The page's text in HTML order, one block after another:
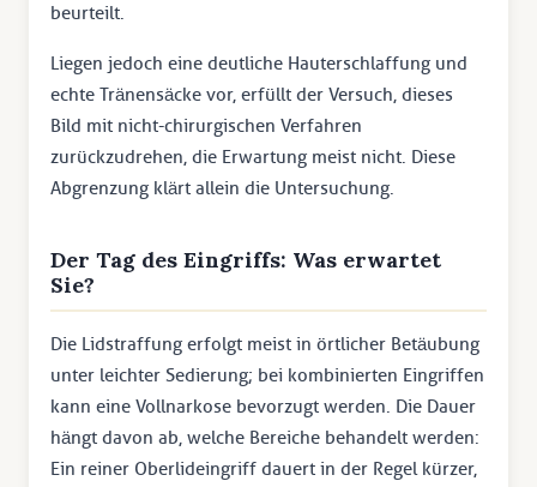
beurteilt.
Liegen jedoch eine deutliche Hauterschlaffung und
echte Tränensäcke vor, erfüllt der Versuch, dieses
Bild mit nicht-chirurgischen Verfahren
zurückzudrehen, die Erwartung meist nicht. Diese
Abgrenzung klärt allein die Untersuchung.
Der Tag des Eingriffs: Was erwartet
Sie?
Die Lidstraffung erfolgt meist in örtlicher Betäubung
unter leichter Sedierung; bei kombinierten Eingriffen
kann eine Vollnarkose bevorzugt werden. Die Dauer
hängt davon ab, welche Bereiche behandelt werden:
Ein reiner Oberlideingriff dauert in der Regel kürzer,